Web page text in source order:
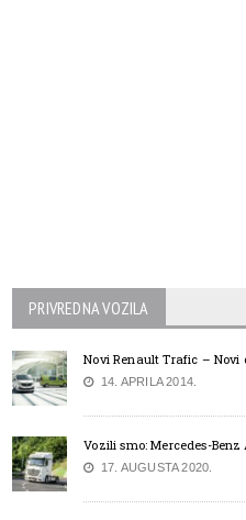
PRIVREDNA VOZILA
Novi Renault Trafic – Novi
14. APRILA 2014.
Vozili smo: Mercedes-
17. AUGUSTA 2020.